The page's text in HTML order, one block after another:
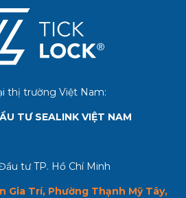
thị trường Việt Nam:
TƯ SEALINK VIỆT NAM
tư TP. Hồ Chí Minh
Gia Trí, Phường Thạnh Mỹ Tây,